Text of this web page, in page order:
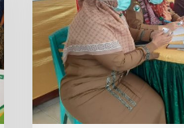
Foundation
Gelar
Sehat
Bersama
di
Desa